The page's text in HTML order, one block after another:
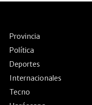
Provincia
Política
Deportes
Internacionales
Tecno